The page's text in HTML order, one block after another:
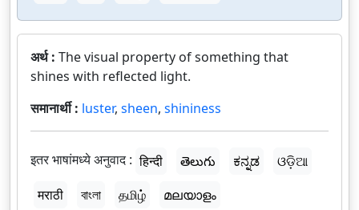
अर्थ : The visual property of something that
shines with reflected light.
समानार्थी : luster, sheen, shininess
इतर भाषांमध्ये अनुवाद : हिन्दी తెలుగు ಕನ್ನಡ
ଓଡ଼ିଆ
मराठी
বাংলা தமிழ் മലയാളം